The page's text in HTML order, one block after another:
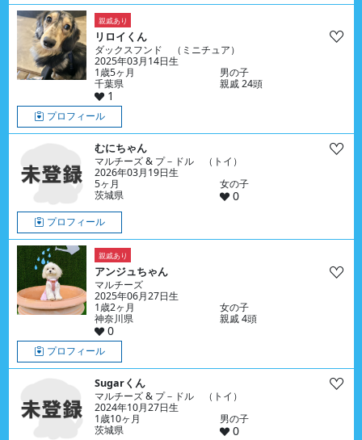
親戚あり
リロイくん
ダックスフンド （ミニチュア）
2025年03月14日生
1歳5ヶ月
男の子
千葉県
親戚 24頭
1
プロフィール
むにちゃん
マルチーズ & プ－ドル （トイ）
2026年03月19日生
5ヶ月
女の子
茨城県
0
プロフィール
親戚あり
アンジュちゃん
マルチーズ
2025年06月27日生
1歳2ヶ月
女の子
神奈川県
親戚 4頭
0
プロフィール
Sugarくん
マルチーズ & プ－ドル （トイ）
2024年10月27日生
1歳10ヶ月
男の子
茨城県
0